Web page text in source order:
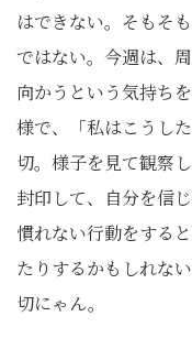
はできない。そもそ
ではない。今週は、
向かうという気持ち
様で、「私はこうし
切。様子を見て観察
封印して、自分を信
慣れない行動をする
たりするかもしれな
切にゃん。